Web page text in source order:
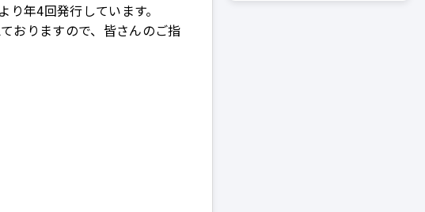
年4回発行しています。
おりますので、皆さんのご指